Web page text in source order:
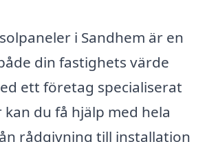
i Sandhem är en
din fastighets värde
ett företag specialiserat
du få hjälp med hela
rådgivning till installation